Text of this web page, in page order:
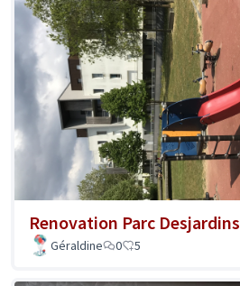
Renovation Parc Desjardins
Géraldine
0 5